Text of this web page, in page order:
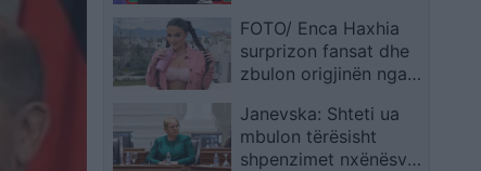
kampion
FOTO/ Enca Haxhia
surprizon fansat dhe
zbulon origjinën nga
shqiptar
Janevska: Shteti ua
mbulon tërësisht
shpenzimet nxënësve